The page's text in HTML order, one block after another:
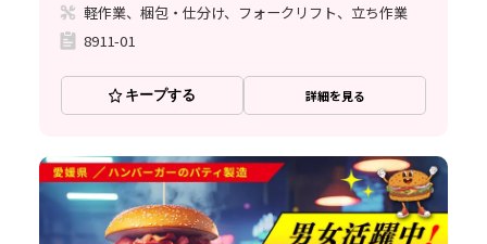
軽作業、梱包・仕分け、フォークリフト、立ち作業
8911-01
キープする 詳細を見る